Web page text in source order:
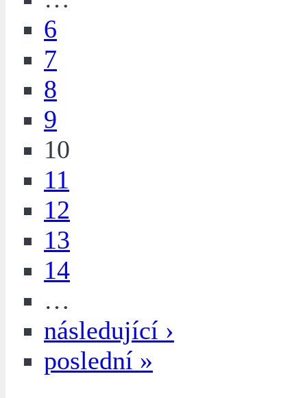
6
7
8
9
10
11
12
13
14
…
následující ›
poslední »